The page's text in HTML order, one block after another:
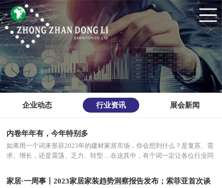
企业动态 行业资讯 展会新闻
内卷年年有，今年特别多
如果用一个词来形容2023年的建材家居市场，你会想到什么？是复苏、需
求、增长，还是震荡、乏力、转型.....在这其中，有个词一定让各位行业同
热，行业内卷之战下，家居建材企业该何去何从？
家居·一周事丨2023家居家装趋势洞察报告发布；索菲亚首次谈